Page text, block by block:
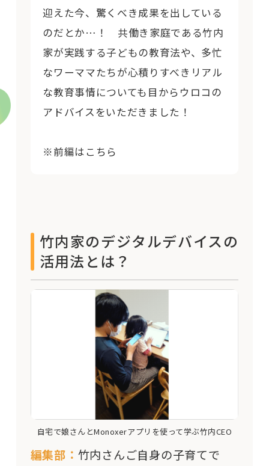
迎えた今、驚くべき成果を出している
のだとか…！ 共働き家庭である竹内
家が実践する子どもの教育法や、多忙
なワーママたちが心積りすべきリアル
な教育事情についても目からウロコの
アドバイスをいただきました！
※前編は こちら
竹内家のデジタルデバイスの
活用法とは？
自宅で娘さんとMonoxerアプリを使って学ぶ竹内CEO
編集部： 竹内さんご自身の子育てで